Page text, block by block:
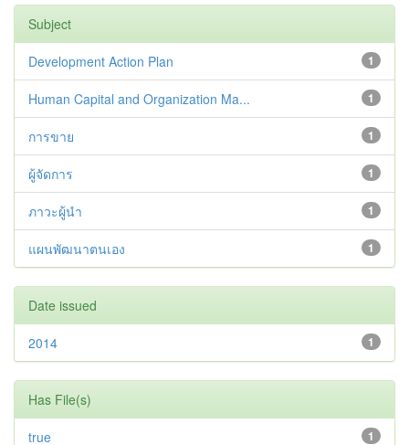
Subject
1
Development Action Plan
1
Human Capital and Organization Ma...
1
การขาย
1
ผู้จัดการ
1
ภาวะผู้นำ
1
แผนพัฒนาตนเอง
Date issued
1
2014
Has File(s)
1
true